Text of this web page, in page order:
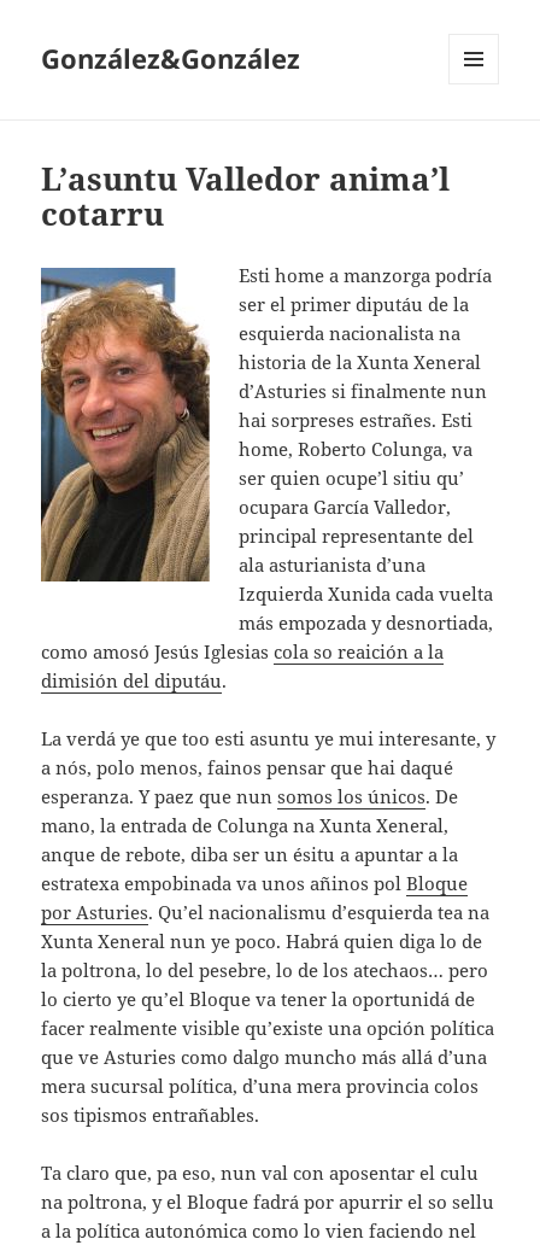
González&González
L’asuntu Valledor anima’l
cotarru
Esti home a manzorga podría
ser el primer diputáu de la
esquierda nacionalista na
historia de la Xunta Xeneral
d’Asturies si finalmente nun
hai sorpreses estrañes. Esti
home, Roberto Colunga, va
ser quien ocupe’l sitiu qu’
ocupara García Valledor,
principal representante del
ala asturianista d’una
Izquierda Xunida cada vuelta
más empozada y desnortiada,
como amosó Jesús Iglesiascola so reaición a la
dimisión del diputáu.
La verdá ye que too esti asuntu ye mui interesante, y
a nós, polo menos, fainos pensar que hai daqué
esperanza. Y paez que nunsomos los únicos. De
mano, la entrada de Colunga na Xunta Xeneral,
anque de rebote, diba ser un ésitu a apuntar a la
estratexa empobinada va unos añinos polBloque
por Asturies. Qu’el nacionalismu d’esquierda tea na
Xunta Xeneral nun ye poco. Habrá quien diga lo de
la poltrona, lo del pesebre, lo de los atechaos… pero
lo cierto ye qu’el Bloque va tener la oportunidá de
facer realmente visible qu’existe una opción política
que ve Asturies como dalgo muncho más allá d’una
mera sucursal política, d’una mera provincia colos
sos tipismos entrañables.
Ta claro que, pa eso, nun val con aposentar el culu
na poltrona, y el Bloque fadrá por apurrir el so sellu
a la política autonómica como lo vien faciendo nel